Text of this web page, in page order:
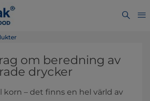
om beredning av
drycker
korn – det finns en hel värld av